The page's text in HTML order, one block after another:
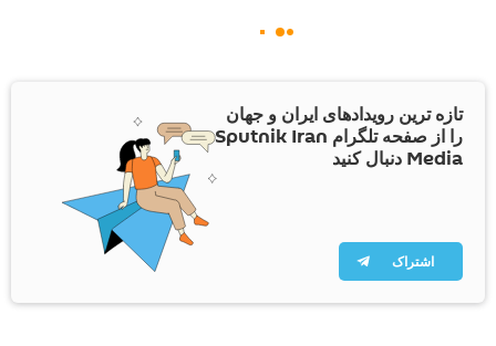
تازه ترین رویدادهای ایران و جهان
را از صفحه تلگرام Sputnik Iran
Media دنبال کنید
اشتراک